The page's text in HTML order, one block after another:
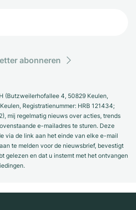
abonneren
(Butzweilerhofallee 4, 50829 Keulen,
Registratienummer: HRB 121434;
mij regelmatig nieuws over acties, trends
e-mailadres te sturen. Deze
via de link aan het einde van elke e-mail
te melden voor de nieuwsbrief, bevestigt
gelezen en dat u instemt met het ontvangen